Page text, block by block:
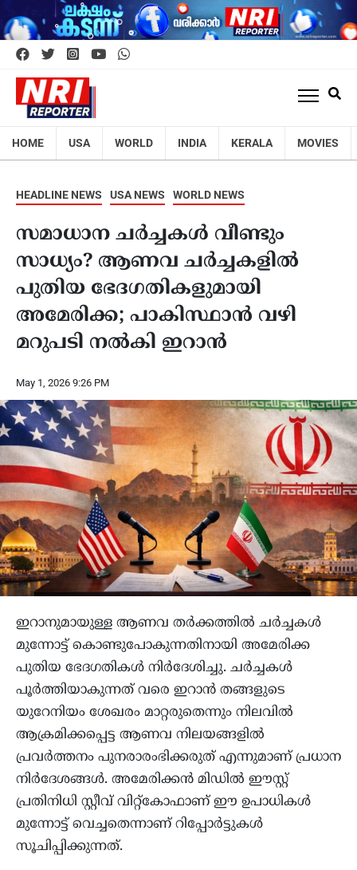
HOME USA WORLD INDIA KERALA MOVIES
HEADLINE NEWS USA NEWS WORLD NEWS
സമാധാന ചർച്ചകൾ വീണ്ടും
സാധ്യം? ആണവ ചർച്ചകളിൽ
പുതിയ ഭേദഗതികളുമായി
അമേരിക്ക; പാകിസ്ഥാൻ വഴി
മറുപടി നൽകി ഇറാൻ
May 1, 2026 9:26 PM
ഇറാനുമായുള്ള ആണവ തർക്കത്തിൽ ചർച്ചകൾ
മുന്നോട്ട് കൊണ്ടുപോകുന്നതിനായി അമേരിക്ക
പുതിയ ഭേദഗതികൾ നിർദേശിച്ചു. ചർച്ചകൾ
പൂർത്തിയാകുന്നത് വരെ ഇറാൻ തങ്ങളുടെ
യുറേനിയം ശേഖരം മാറ്റരുതെന്നും നിലവിൽ
ആക്രമിക്കപ്പെട്ട ആണവ നിലയങ്ങളിൽ
പ്രവർത്തനം പുനരാരംഭിക്കരുത് എന്നുമാണ് പ്രധാന
നിർദേശങ്ങൾ. അമേരിക്കൻ മിഡിൽ ഈസ്റ്റ്
പ്രതിനിധി സ്റ്റീവ് വിറ്റ്കോഫാണ് ഈ ഉപാധികൾ
മുന്നോട്ട് വെച്ചതെന്നാണ് റിപ്പോർട്ടുകൾ
സൂചിപ്പിക്കുന്നത്.